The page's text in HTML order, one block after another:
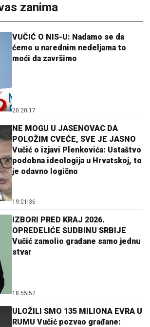
zanima
VUČIĆ O NIS-U: Nadamo se da
ćemo u narednim nedeljama to
moći da završimo
20:20 17
NE MOGU U JASENOVAC DA
POLOŽIM CVEĆE, SVE JE JASNO
Vučić o izjavi Plenkovića: Ustaštvo
podobna ideologija u Hrvatskoj, to
je odavno logično
19:01 36
IZBORI PRED KRAJ 2026.
OPREDELIĆE SUDBINU SRBIJE
Vučić zamolio građane samo jednu
stvar
18:55 52
ULOŽILI SMO 135 MILIONA EVRA U
RUMU Vučić pozvao građane: